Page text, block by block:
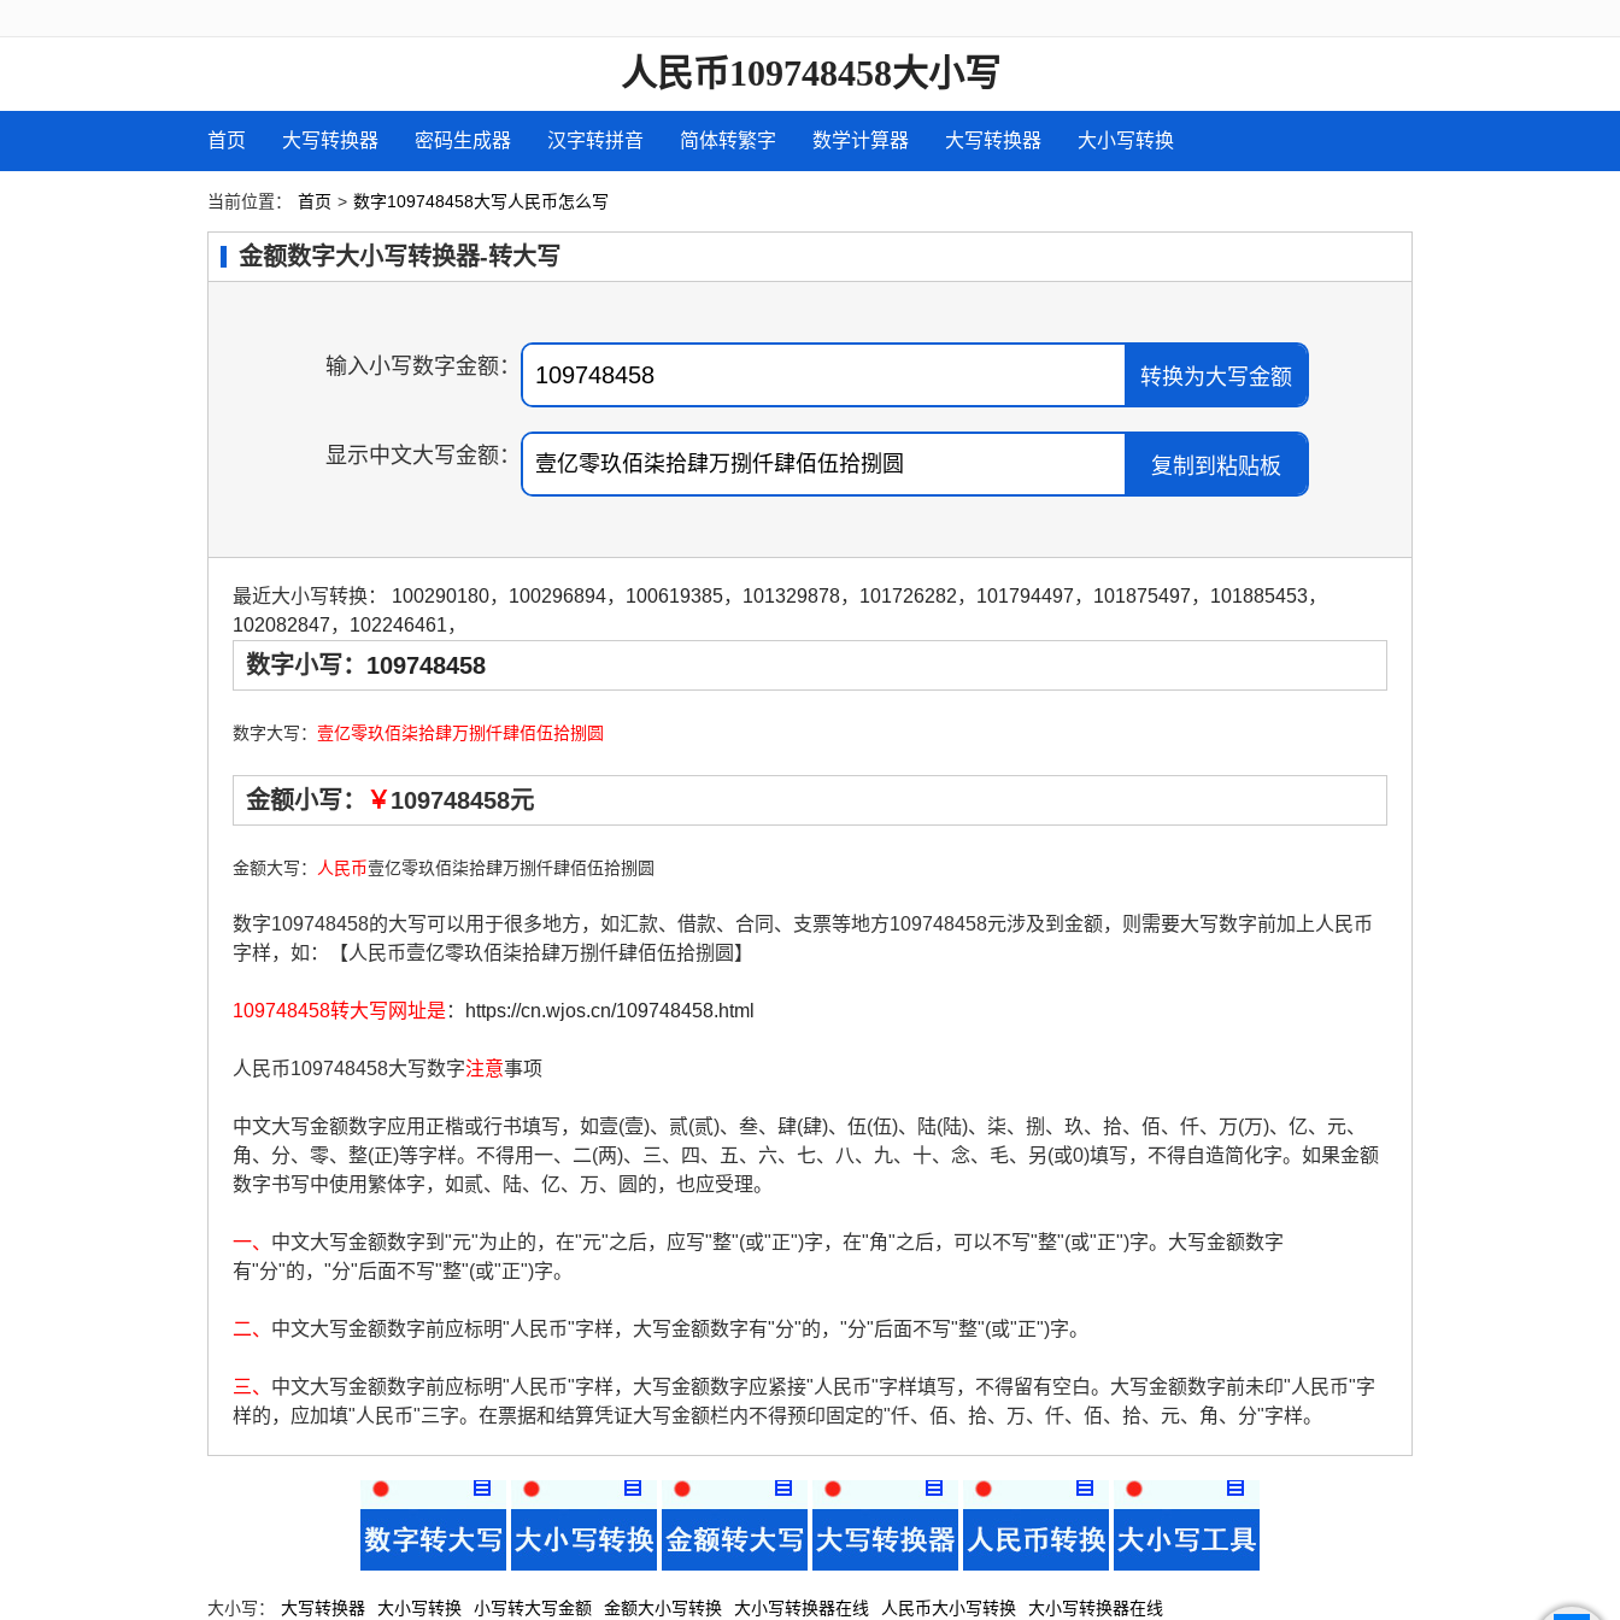
人民币109748458大小写
首页 大写转换器 密码生成器 汉字转拼音 简体转繁字 数学计算器 大写转换器 大小写转换
当前位置： 首页 > 数字109748458大写人民币怎么写
金额数字大小写转换器-转大写
输入小写数字金额：
显示中文大写金额：
最近大小写转换： 100290180， 100296894， 100619385， 101329878， 101726282， 101794497， 101875497， 101885453，
102082847， 102246461，
数字小写： 109748458
数字大写： 壹亿零玖佰柒拾肆万捌仟肆佰伍拾捌圆
金额小写： ￥109748458元
金额大写： 人民币壹亿零玖佰柒拾肆万捌仟肆佰伍拾捌圆
数字109748458的大写可以用于很多地方，如汇款、借款、合同、支票等地方109748458元涉及到金额，则需要大写数字前加上人民币
字样，如：【人民币壹亿零玖佰柒拾肆万捌仟肆佰伍拾捌圆】
109748458转大写网址是 ： https://cn.wjos.cn/109748458.html
人民币109748458大写数字注意事项
中文大写金额数字应用正楷或行书填写，如壹(壹)、贰(贰)、叁、肆(肆)、伍(伍)、陆(陆)、柒、捌、玖、拾、佰、仟、万(万)、亿、元、
角、分、零、整(正)等字样。不得用一、二(两)、三、四、五、六、七、八、九、十、念、毛、另(或0)填写，不得自造简化字。如果金额
数字书写中使用繁体字，如贰、陆、亿、万、圆的，也应受理。
一、 中文大写金额数字到"元"为止的，在"元"之后，应写"整"(或"正")字，在"角"之后，可以不写"整"(或"正")字。大写金额数字
有"分"的，"分"后面不写"整"(或"正")字。
二、 中文大写金额数字前应标明"人民币"字样，大写金额数字有"分"的，"分"后面不写"整"(或"正")字。
三、 中文大写金额数字前应标明"人民币"字样，大写金额数字应紧接"人民币"字样填写，不得留有空白。大写金额数字前未印"人民币"字
样的，应加填"人民币"三字。在票据和结算凭证大写金额栏内不得预印固定的"仟、佰、拾、万、仟、佰、拾、元、角、分"字样。
大小写： 大写转换器 大小写转换 小写转大写金额 金额大小写转换 大小写转换器在线 人民币大小写转换 大小写转换器在线